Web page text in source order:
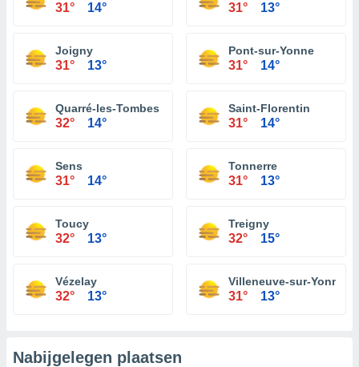
31° 14° 31° 13°
Joigny
31° 13°
Pont-sur-Yonne
31° 14°
Quarré-les-Tombes
32° 14°
Saint-Florentin
31° 14°
Sens
31° 14°
Tonnerre
31° 13°
Toucy
32° 13°
Treigny
32° 15°
Vézelay
32° 13°
Villeneuve-sur-Yonne
31° 13°
Nabijgelegen plaatsen